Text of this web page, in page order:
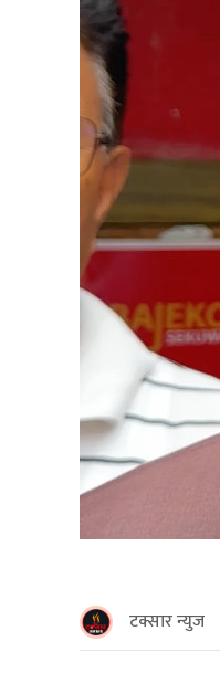
टक्सार न्युज